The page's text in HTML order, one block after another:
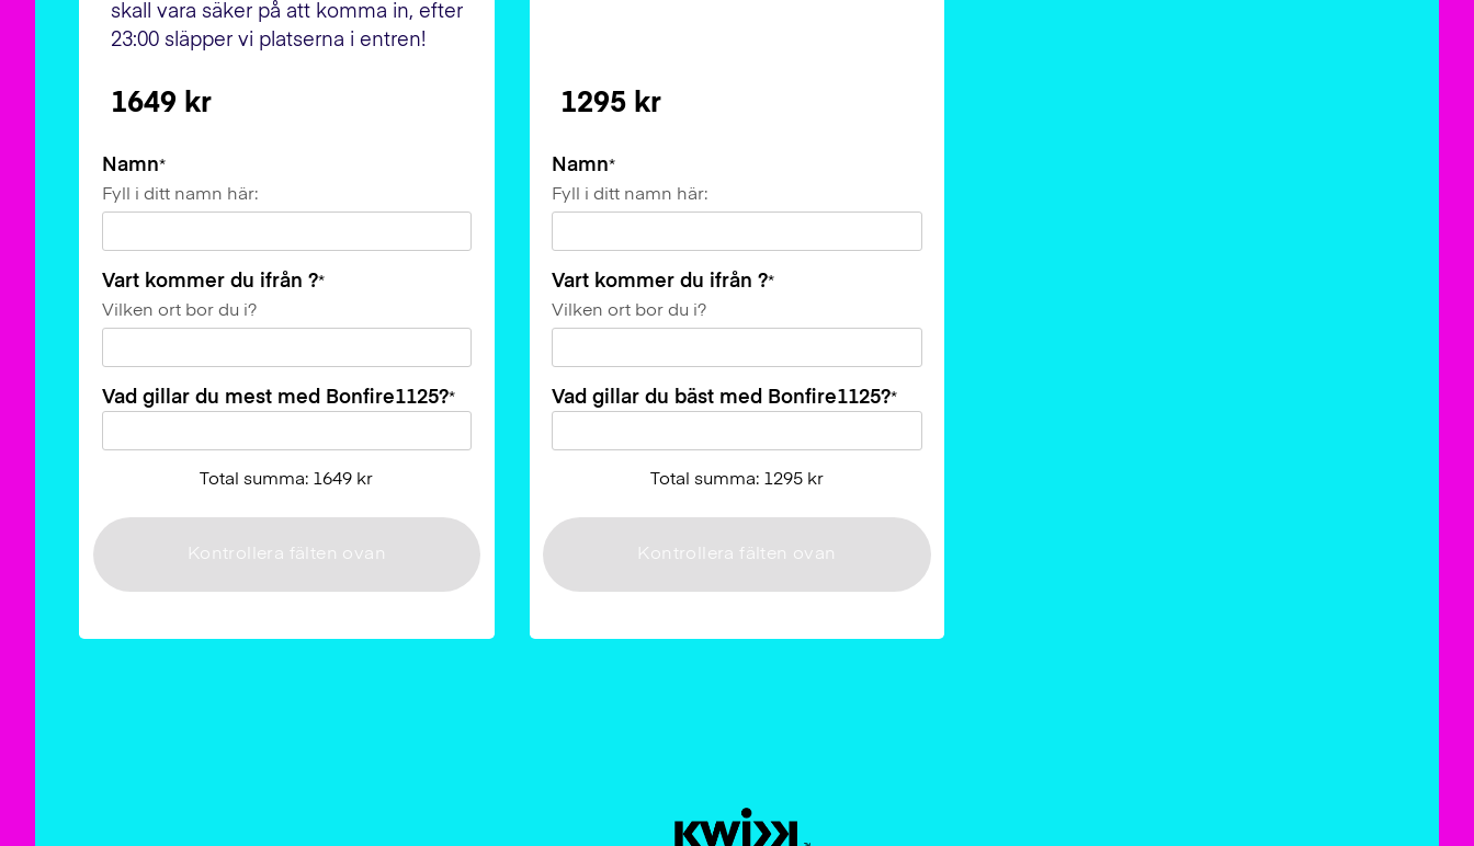
skall vara säker på att komma in, efter
23:00 släpper vi platserna i entren!
1649 kr
Namn*
Fyll i ditt namn här:
Vart kommer du ifrån ?*
Vilken ort bor du i?
Vad gillar du mest med Bonfire1125?*
Total summa: 1649 kr
Kontrollera fälten ovan
1295 kr
Namn*
Fyll i ditt namn här:
Vart kommer du ifrån ?*
Vilken ort bor du i?
Vad gillar du bäst med Bonfire1125?*
Total summa: 1295 kr
Kontrollera fälten ovan